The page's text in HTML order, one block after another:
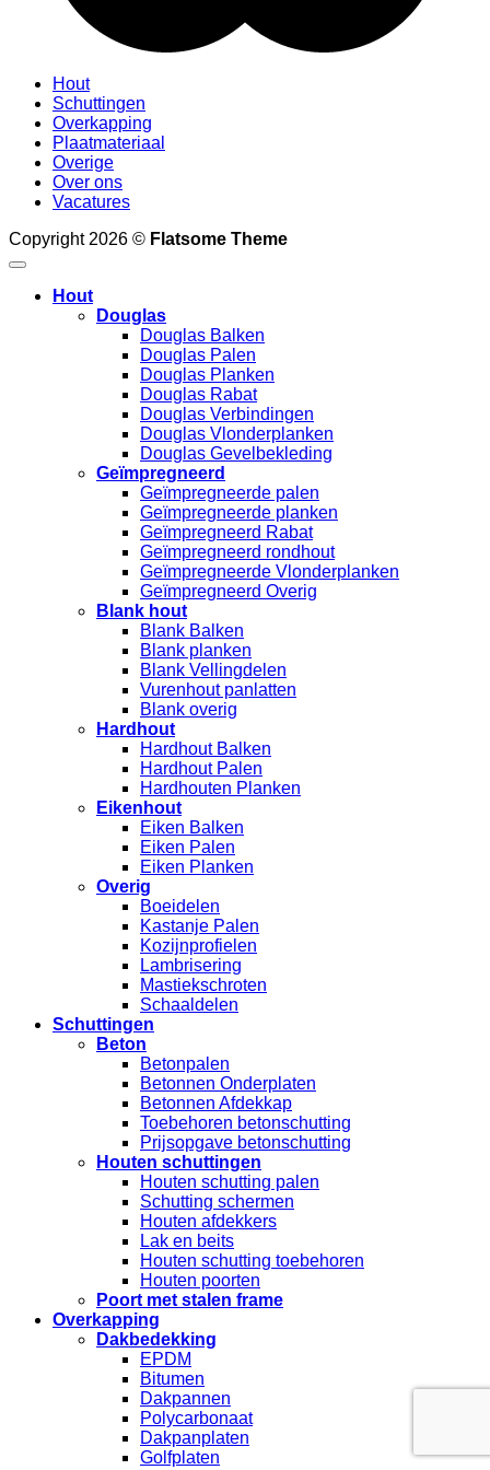
Hout
Schuttingen
Overkapping
Plaatmateriaal
Overige
Over ons
Vacatures
Copyright 2026 © Flatsome Theme
Hout
Douglas
Douglas Balken
Douglas Palen
Douglas Planken
Douglas Rabat
Douglas Verbindingen
Douglas Vlonderplanken
Douglas Gevelbekleding
Geïmpregneerd
Geïmpregneerde palen
Geïmpregneerde planken
Geïmpregneerd Rabat
Geïmpregneerd rondhout
Geïmpregneerde Vlonderplanken
Geïmpregneerd Overig
Blank hout
Blank Balken
Blank planken
Blank Vellingdelen
Vurenhout panlatten
Blank overig
Hardhout
Hardhout Balken
Hardhout Palen
Hardhouten Planken
Eikenhout
Eiken Balken
Eiken Palen
Eiken Planken
Overig
Boeidelen
Kastanje Palen
Kozijnprofielen
Lambrisering
Mastiekschroten
Schaaldelen
Schuttingen
Beton
Betonpalen
Betonnen Onderplaten
Betonnen Afdekkap
Toebehoren betonschutting
Prijsopgave betonschutting
Houten schuttingen
Houten schutting palen
Schutting schermen
Houten afdekkers
Lak en beits
Houten schutting toebehoren
Houten poorten
Poort met stalen frame
Overkapping
Dakbedekking
EPDM
Bitumen
Dakpannen
Polycarbonaat
Dakpanplaten
Golfplaten